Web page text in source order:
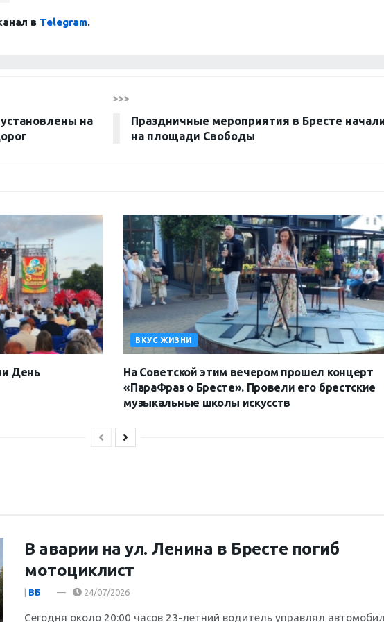
в Telegram.
на
>>>
Праздничные мероприятия в Бресте
на площади Свободы
День
ВКУС ЖИЗНИ
На Советской этим вечером прошел концерт
«ПараФраз о Бресте». Провели его брестские
музыкальные школы искусств
В аварии на ул. Ленина в Бресте погиб
мотоциклист
ВБ 24/07/2026
Сегодня около 20:00 часов 23-летний водитель управлял